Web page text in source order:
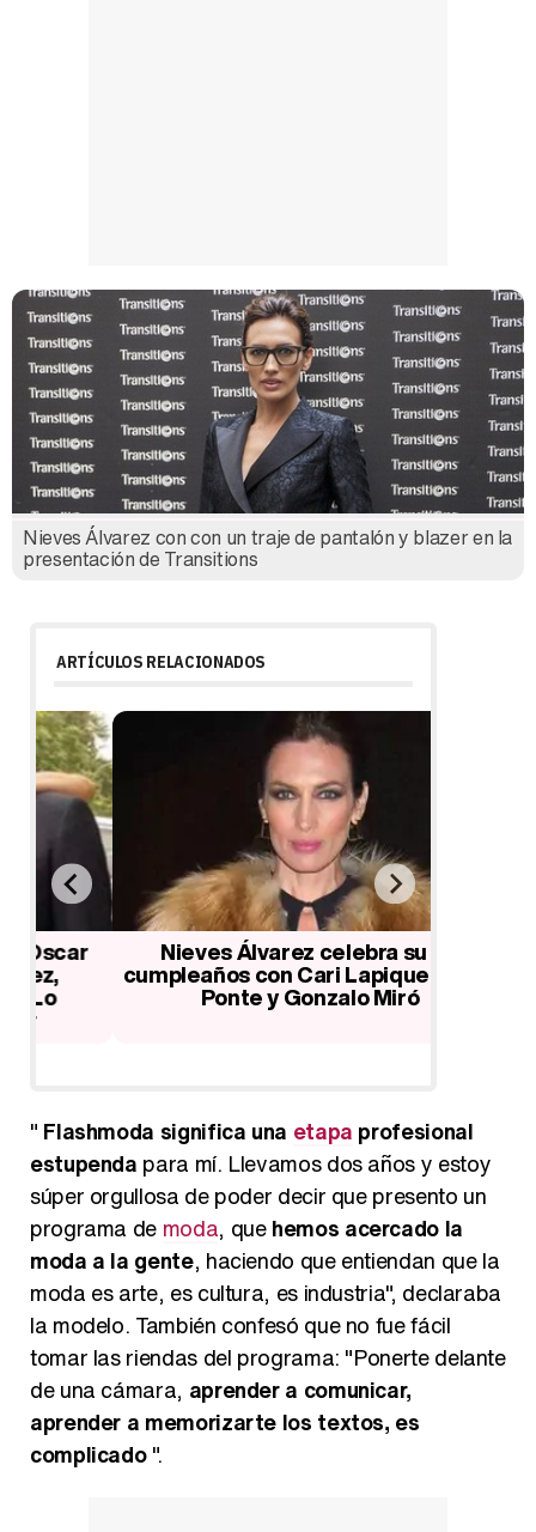
Nieves Álvarez con con un traje de pantalón y blazer en la
presentación de Transitions
ARTÍCULOS RELACIONADOS
Nieves Álvarez celebra su 40
cumpleaños con Cari Lapique, Laura
Ponte y Gonzalo Miró
" Flashmoda significa una etapa profesional
estupenda para mí. Llevamos dos años y estoy
súper orgullosa de poder decir que presento un
programa de moda, quehemos acercado la
moda a la gente, haciendo que entiendan que la
moda es arte, es cultura, es industria", declaraba
la modelo. También confesó que no fue fácil
tomar las riendas del programa: "Ponerte delante
de una cámara, aprender a comunicar,
aprender a memorizarte los textos, es
complicado".